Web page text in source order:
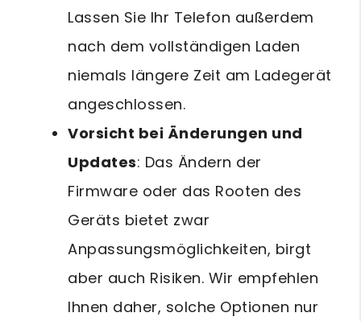
Lassen Sie Ihr Telefon außerdem
nach dem vollständigen Laden
niemals längere Zeit am Ladegerät
angeschlossen.
Vorsicht bei Änderungen und
Updates: Das Ändern der
Firmware oder das Rooten des
Geräts bietet zwar
Anpassungsmöglichkeiten, birgt
aber auch Risiken. Wir empfehlen
Ihnen daher, solche Optionen nur